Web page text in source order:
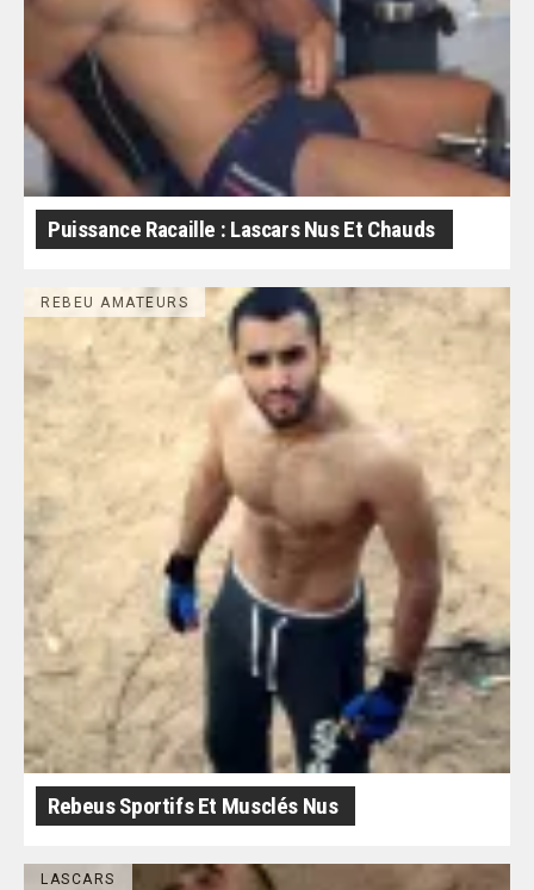
Puissance Racaille : Lascars Nus Et Chauds
REBEU AMATEURS
Rebeus Sportifs Et Musclés Nus
LASCARS